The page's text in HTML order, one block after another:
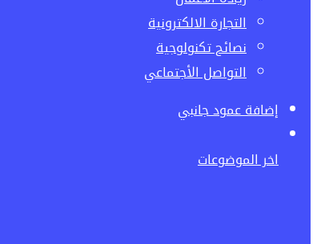
التجارة الالكترونية
نصائح تكنولوجية
التواصل الأجتماعي
إضافة عمود جانبي
اخر الموضوعات